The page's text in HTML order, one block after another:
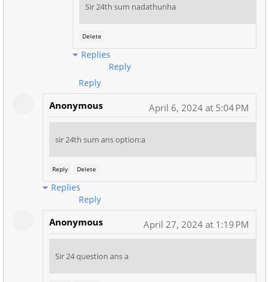
Sir 24th sum nadathunha
Delete
Replies
Reply
Reply
Anonymous April 6, 2024 at 5:04 PM
sir 24th sum ans option:a
Reply Delete
Replies
Reply
Anonymous April 27, 2024 at 1:19 PM
Sir 24 question ans a